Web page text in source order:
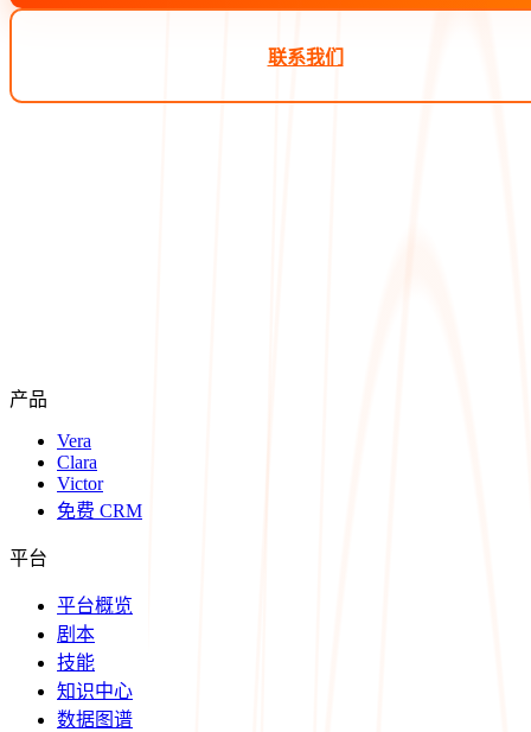
联系我们
产品
Vera
Clara
Victor
免费 CRM
平台
平台概览
剧本
技能
知识中心
数据图谱